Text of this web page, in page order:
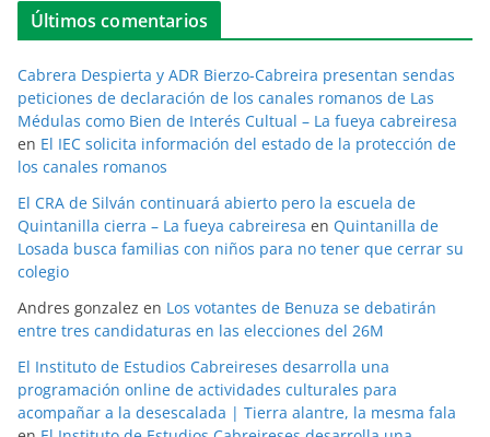
Últimos comentarios
Cabrera Despierta y ADR Bierzo-Cabreira presentan sendas
peticiones de declaración de los canales romanos de Las
Médulas como Bien de Interés Cultual – La fueya cabreiresa
en El IEC solicita información del estado de la protección de
los canales romanos
El CRA de Silván continuará abierto pero la escuela de
Quintanilla cierra – La fueya cabreiresa en Quintanilla de
Losada busca familias con niños para no tener que cerrar su
colegio
Andres gonzalez en Los votantes de Benuza se debatirán
entre tres candidaturas en las elecciones del 26M
El Instituto de Estudios Cabreireses desarrolla una
programación online de actividades culturales para
acompañar a la desescalada | Tierra alantre, la mesma fala